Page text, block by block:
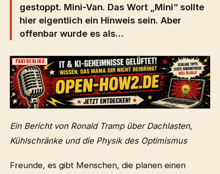
gestoppt. Mini-Van. Das Wort „Mini“ sollte
hier eigentlich ein Hinweis sein. Aber
offenbar wurde es als…
PARTNERLINK
Ein Bericht von Ronald Tramp über Dachlasten,
Kühlschränke und die Physik des Optimismus
Freunde, es gibt Menschen, die planen einen